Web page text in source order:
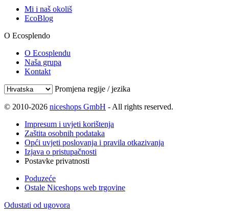
Mi i naš okoliš
EcoBlog
O Ecosplendo
O Ecosplendu
Naša grupa
Kontakt
Promjena regije / jezika
© 2010-2026 niceshops GmbH - All rights reserved.
Impresum i uvjeti korištenja
Zaštita osobnih podataka
Opći uvjeti poslovanja i pravila otkazivanja
Izjava o pristupačnosti
Postavke privatnosti
Poduzeće
Ostale Niceshops web trgovine
Odustati od ugovora